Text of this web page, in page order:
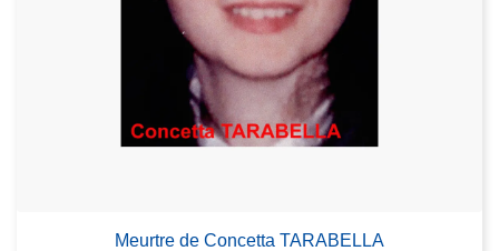
Meurtre de Concetta TARABELLA